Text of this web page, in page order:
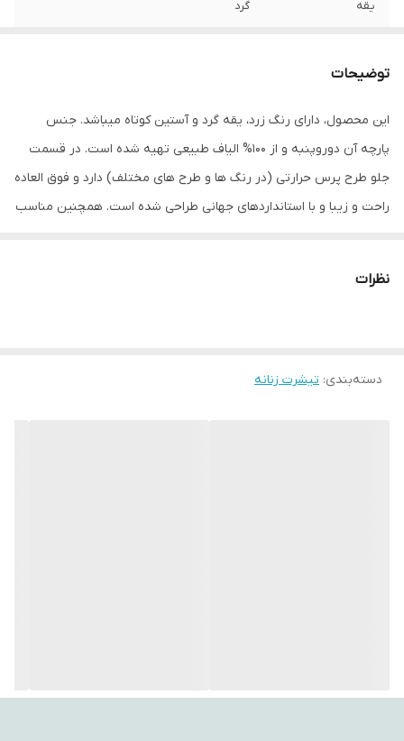
یقه گرد
توضیحات
این محصول، دارای رنگ زرد، یقه گرد و آستین کوتاه میباشد. جنس
پارچه آن دوروپنبه و از 100% الیاف طبیعی تهیه شده است. در قسمت
جلو طرح پرس حرارتی (در رنگ ها و طرح های مختلف) دارد و فوق العاده
راحت و زیبا و با استانداردهای جهانی طراحی شده است. همچنین مناسب
نظرات
دسته‌بندی: تیشرت زنانه